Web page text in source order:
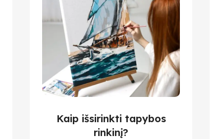
Kaip išsirinkti tapybos
rinkinį?